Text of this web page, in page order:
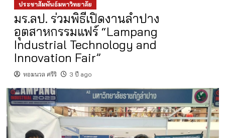
ประชาสัมพันธ์มหาวิทยาลัย
มร.ลป. ร่วมพิธีเปิดงานลำปาง
อุตสาหกรรมแฟร์ “Lampang
Industrial Technology and
Innovation Fair”
หอมนวล ศรีริ 3 ปี ago